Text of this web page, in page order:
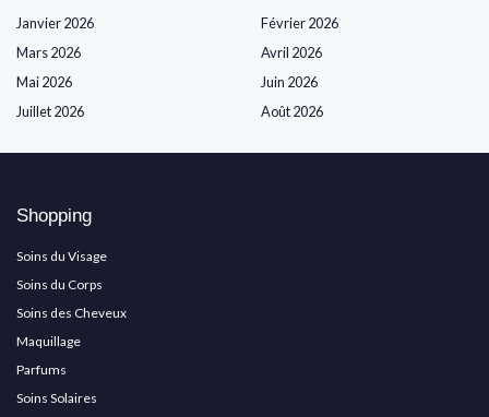
Janvier 2026
Février 2026
Mars 2026
Avril 2026
Mai 2026
Juin 2026
Juillet 2026
Août 2026
Shopping
Soins du Visage
Soins du Corps
Soins des Cheveux
Maquillage
Parfums
Soins Solaires